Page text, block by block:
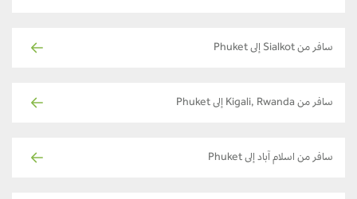
سافر من Sialkot إلى Phuket
سافر من Kigali, Rwanda إلى Phuket
سافر من اسلام آباد إلى Phuket